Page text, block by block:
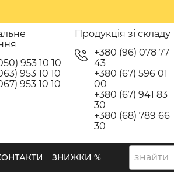
953 10 10
953 10 10
953 10 10
Продукція зі складу
+380 (96) 078 77
43
+380 (67) 596 01
00
+380 (67) 941 83
30
+380 (68) 789 66
30
ЗНИЖКИ % знайти